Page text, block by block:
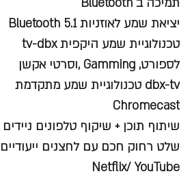
יציאת שמע לאוזניות Bluetooth 5.1
טכנולוגיית שמע היקפית tv-dbx
לספורט, Gamming ,וסרטי אקשן
dbx-tv טכנולוגיית שמע מתקדמת
Chromecast
שיתוף תוכן + שיקוף טלפונים ניידים
שלט רחוק חכם עם לחצנים ייעודיים
Netflix/ YouTube